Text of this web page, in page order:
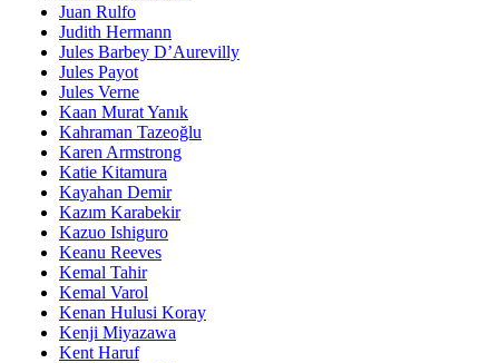
Juan Rulfo
Judith Hermann
Jules Barbey D’Aurevilly
Jules Payot
Jules Verne
Kaan Murat Yanık
Kahraman Tazeoğlu
Karen Armstrong
Katie Kitamura
Kayahan Demir
Kazım Karabekir
Kazuo Ishiguro
Keanu Reeves
Kemal Tahir
Kemal Varol
Kenan Hulusi Koray
Kenji Miyazawa
Kent Haruf